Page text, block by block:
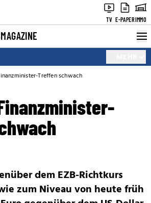
TV E-PAPERIMMO
MAGAZINE
Treffen schwach
dem EZB-Richtkurs
zum Niveau von heute früh